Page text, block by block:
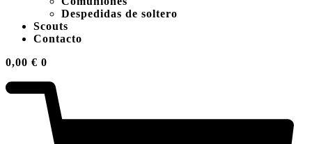
Despedidas de soltero
Scouts
Contacto
0,00 € 0